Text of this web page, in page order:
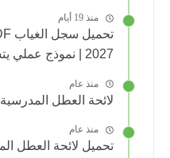
منذ 19 أيام
2027 | نموذج عملي يتسع لـ 40 تلميذًا
منذ عام
لائحة العطل المدرسية 2024 - 2025 | تحميل PDF
منذ عام